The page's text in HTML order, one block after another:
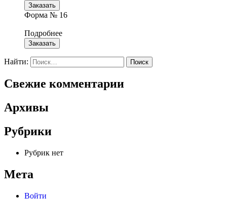
Заказать
Форма № 16
Подробнее
Заказать
Найти:
Свежие комментарии
Архивы
Рубрики
Рубрик нет
Мета
Войти